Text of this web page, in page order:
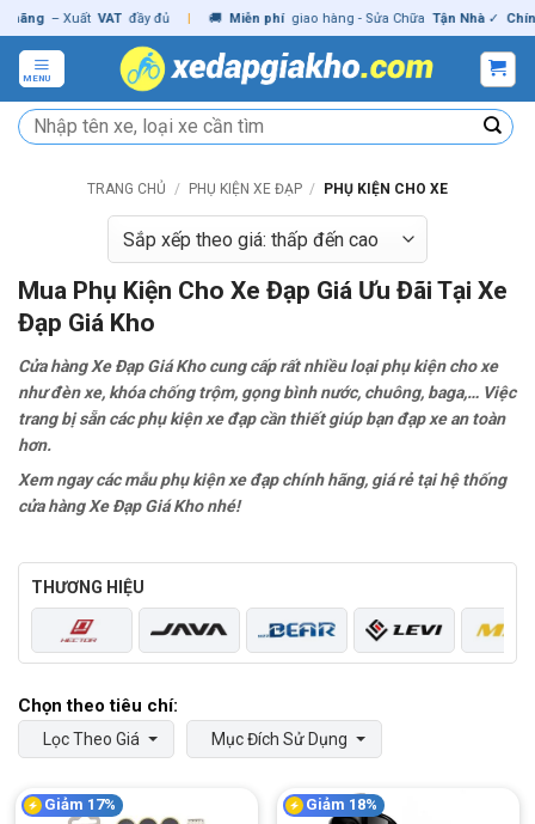
Skip
to
content
– Xuất VAT đầy đủ | 🚚 Miễn phí giao hàng - Sửa Chữa Tận Nhà ✓ Chính hãng
MENU
Tìm
kiếm:
TRANG CHỦ / PHỤ KIỆN XE ĐẠP / PHỤ KIỆN CHO XE
Mua Phụ Kiện Cho Xe Đạp Giá Ưu Đãi Tại Xe
Đạp Giá Kho
Cửa hàng Xe Đạp Giá Kho cung cấp rất nhiều loại phụ kiện cho xe
như đèn xe, khóa chống trộm, gọng bình nước, chuông, baga,… Việc
trang bị sẵn các phụ kiện xe đạp cần thiết giúp bạn đạp xe an toàn
hơn.
Xem ngay các mẫu phụ kiện xe đạp chính hãng, giá rẻ tại hệ thống
cửa hàng Xe Đạp Giá Kho nhé!
THƯƠNG HIỆU
Lọc Theo Giá Mục Đích Sử Dụng
Giảm 17% Giảm 18%